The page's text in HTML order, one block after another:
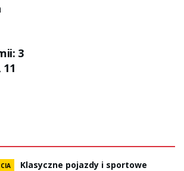
3
Klasyczne pojazdy i sportowe